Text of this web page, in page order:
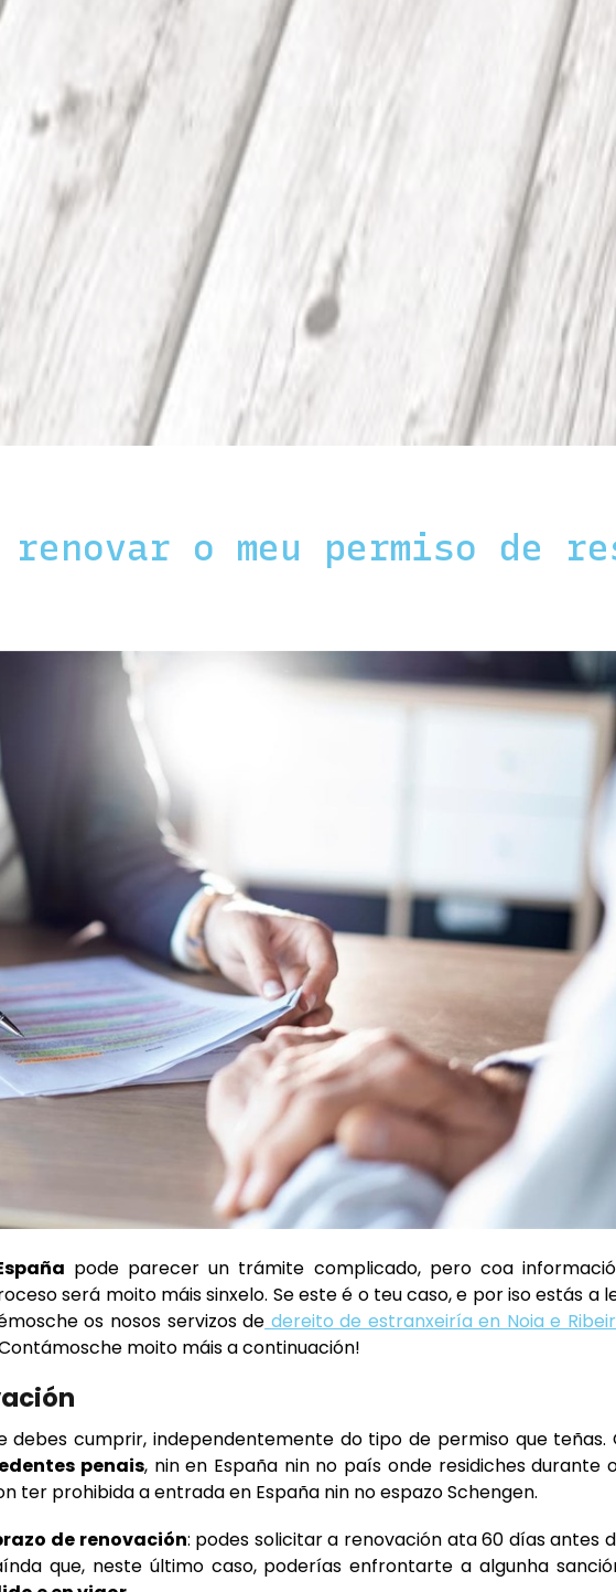
o meu permiso de
pode parecer un trámite complicado, pero coa
será moito máis sinxelo. Se este é o teu caso, e por iso estás a
os nosos servizos de dereito de estranxeiría en Noia e
moito máis a continuación!
debes cumprir, independentemente do tipo de permiso que teñas.
penais, nin en España nin no país onde residiches durante
ter prohibida a entrada en España nin no espazo Schengen.
de renovación: podes solicitar a renovación ata 60 días antes
que, neste último caso, poderías enfrontarte a algunha